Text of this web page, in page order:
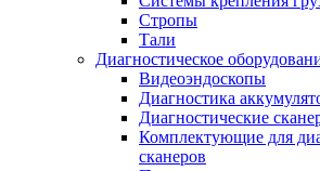
Стропы
Тали
Диагностическое
Видеоэндоскопы
Диагностика
Диагностические
Комплектующие для
сканеров